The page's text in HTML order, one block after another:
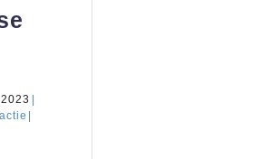
16
augustus
|
|